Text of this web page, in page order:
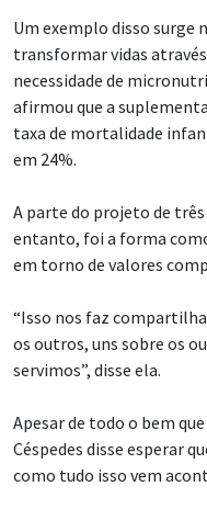
Um exemplo disso surge
transformar vidas
necessidade de
afirmou que a
taxa de mortalidade
em 24%.
A parte do projeto de
entanto, foi a forma
em torno de valores
“Isso nos faz
os outros, uns sobre os
servimos”, disse ela.
Apesar de todo o bem
Céspedes disse esperar
como tudo isso vem